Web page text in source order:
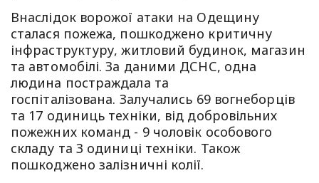
Внаслідок ворожої атаки на Одещину
сталася пожежа, пошкоджено критичну
інфраструктуру, житловий будинок, магазин
та автомобілі. За даними ДСНС, одна
людина постраждала та
госпіталізована. Залучались 69 вогнеборців
та 17 одиниць техніки, від добровільних
пожежних команд - 9 чоловік особового
складу та 3 одиниці техніки. Також
пошкоджено залізничні колії.